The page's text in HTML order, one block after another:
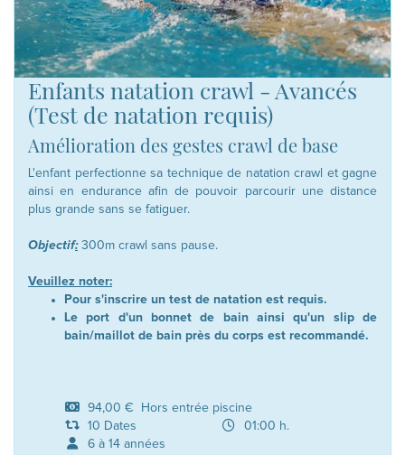
Enfants natation crawl - Avancés
(Test de natation requis)
Amélioration des gestes crawl de base
L'enfant perfectionne sa technique de natation crawl et gagne
ainsi en endurance afin de pouvoir parcourir une distance
plus grande sans se fatiguer.
Objectif:300m crawl sans pause.
Veuillez noter:
Pour s'inscrire un test de natation est requis.
Le port d'un bonnet de bain ainsi qu'un slip de
bain/maillot de bain près du corps est recommandé.
94,00 € Hors entrée piscine
10 Dates
01:00 h.
6 à 14 années